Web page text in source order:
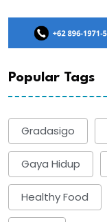
Popular Tags
Gradasigo
Gaya Hidup
Healthy Food